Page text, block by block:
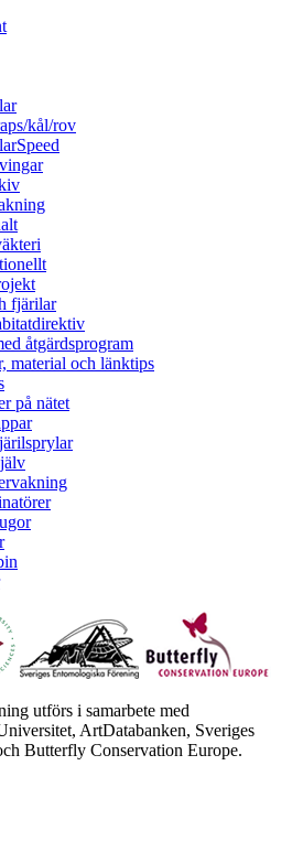
kål/rov
fjärilar
åtgärdsprogram
material och länktips
på nätet
utförs i samarbete med
ArtDatabanken, Sveriges
Butterfly Conservation Europe.